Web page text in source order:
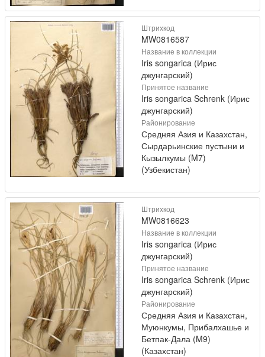
Штрихкод
MW0816587
Название в коллекции
Iris songarica (Ирис
джунгарский)
Принятое название
Iris songarica Schrenk (Ирис
джунгарский)
Районирование
Средняя Азия и Казахстан,
Сырдарьинские пустыни и
Кызылкумы (M7)
(Узбекистан)
Штрихкод
MW0816623
Название в коллекции
Iris songarica (Ирис
джунгарский)
Принятое название
Iris songarica Schrenk (Ирис
джунгарский)
Районирование
Средняя Азия и Казахстан,
Муюнкумы, Прибалхашье и
Бетпак-Дала (M9)
(Казахстан)